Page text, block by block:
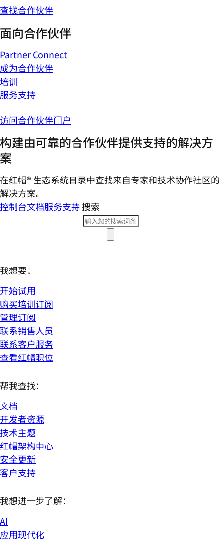
查找合作伙伴
面向合作伙伴
Partner Connect
成为合作伙伴
培训
服务支持
访问合作伙伴门户
构建由可靠的合作伙伴提供支持的解决方
案
在红帽® 生态系统目录中查找来自专家和技术协作社区的
解决方案。
控制台文档服务支持搜索
我想要：
开始试用
购买培训订阅
管理订阅
联系销售人员
联系客户服务
查看红帽职位
帮我查找：
文档
开发者资源
技术主题
红帽架构中心
安全更新
客户支持
我想进一步了解：
AI
应用现代化